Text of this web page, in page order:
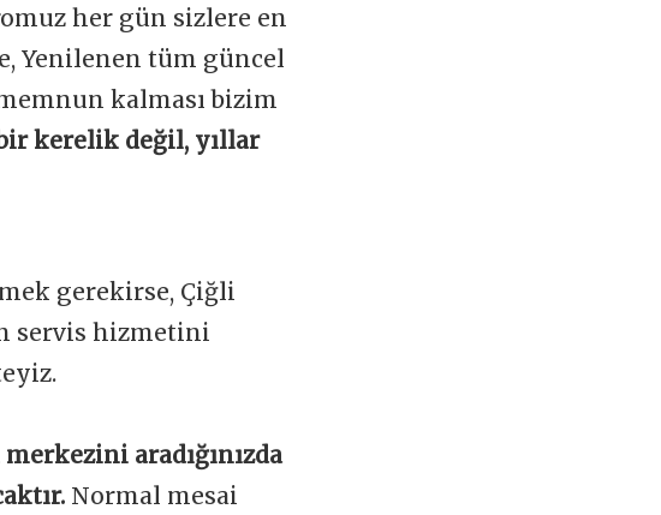
her gün sizlere en
Yenilenen tüm güncel
kalması bizim
kerelik değil, yıllar
gerekirse, Çiğli
servis hizmetini
aradığınızda
Normal mesai